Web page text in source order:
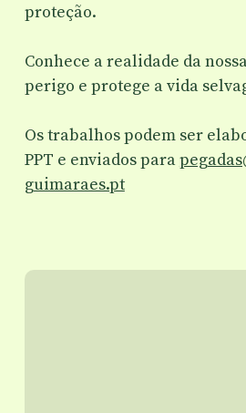
proteção.
Conhece a realidade da
perigo e protege a vida
Os trabalhos podem ser
PPT e enviados para
guimaraes.pt